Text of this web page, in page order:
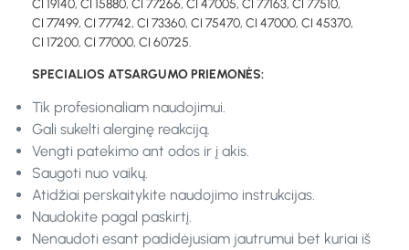
CI 19140, CI 15880, CI 77266, CI 47005, CI 77163, CI 77510,
CI 77499, CI 77742, CI 73360, CI 75470, CI 47000, CI 45370,
CI 17200, CI 77000, CI 60725.
SPECIALIOS ATSARGUMO PRIEMONĖS:
Tik profesionaliam naudojimui.
Gali sukelti alerginę reakciją.
Vengti patekimo ant odos ir į akis.
Saugoti nuo vaikų.
Atidžiai perskaitykite naudojimo instrukcijas.
Naudokite pagal paskirtį.
Nenaudoti esant padidėjusiam jautrumui bet kuriai iš